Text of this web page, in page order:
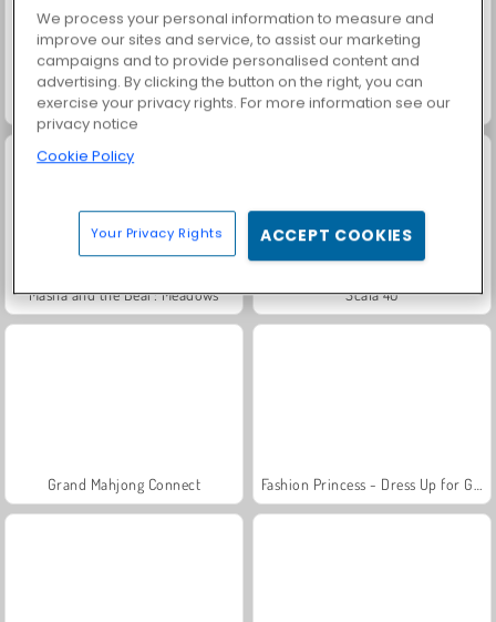
Jewel Garden Story Trollface Quest: USA 2
Masha and the Bear: Meadows Scala 40
Grand Mahjong Connect
We process your personal information to measure and
improve our sites and service, to assist our marketing
campaigns and to provide personalised content and
advertising. By clicking the button on the right, you can
exercise your privacy rights. For more information see our
privacy notice
Cookie Policy
Your Privacy Rights ACCEPT COOKIES